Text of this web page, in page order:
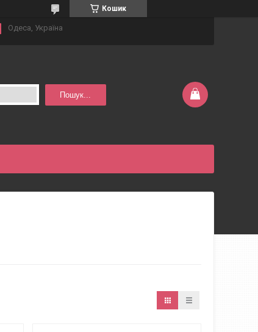
Кошик
Одеса, Україна
Пошук...